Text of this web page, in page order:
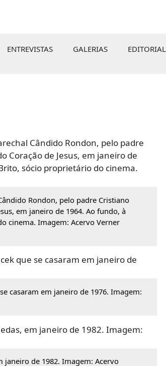
ENTREVISTAS GALERIAS EDITORIAL
Rondon, pelo padre Cristiano
em janeiro de 1964. Ao fundo, à
cinema. Imagem: Acervo Verner
casaram em janeiro de 1976. Imagem:
de 1982. Imagem: Acervo